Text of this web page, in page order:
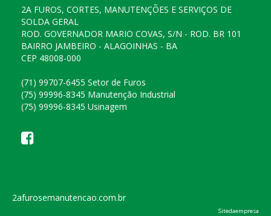
2A FUROS, CORTES, MANUTENÇÕES E SERVIÇOS DE
SOLDA GERAL
ROD. GOVERNADOR MARIO COVAS, S/N - ROD. BR 101
BAIRRO JAMBEIRO - ALAGOINHAS - BA
CEP 48008-000
(71) 99707-6455 Setor de Furos
(75) 99996-8345 Manutenção Industrial
(75) 99996-8345 Usinagem
2afurosemanutencao.com.br
Sitedaempresa